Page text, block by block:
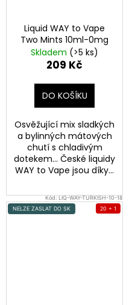
Liquid WAY to Vape
Two Mints 10ml-0mg
Skladem (>5 ks)
209 Kč
DO KOŠÍKU
Osvěžující mix sladkých
a bylinných mátových
chutí s chladivým
dotekem... České liquidy
WAY to Vape jsou díky...
Kód: LIQ-WAY-TURKISH-10-18
NELZE ZASLAT DO SK
20 + 1